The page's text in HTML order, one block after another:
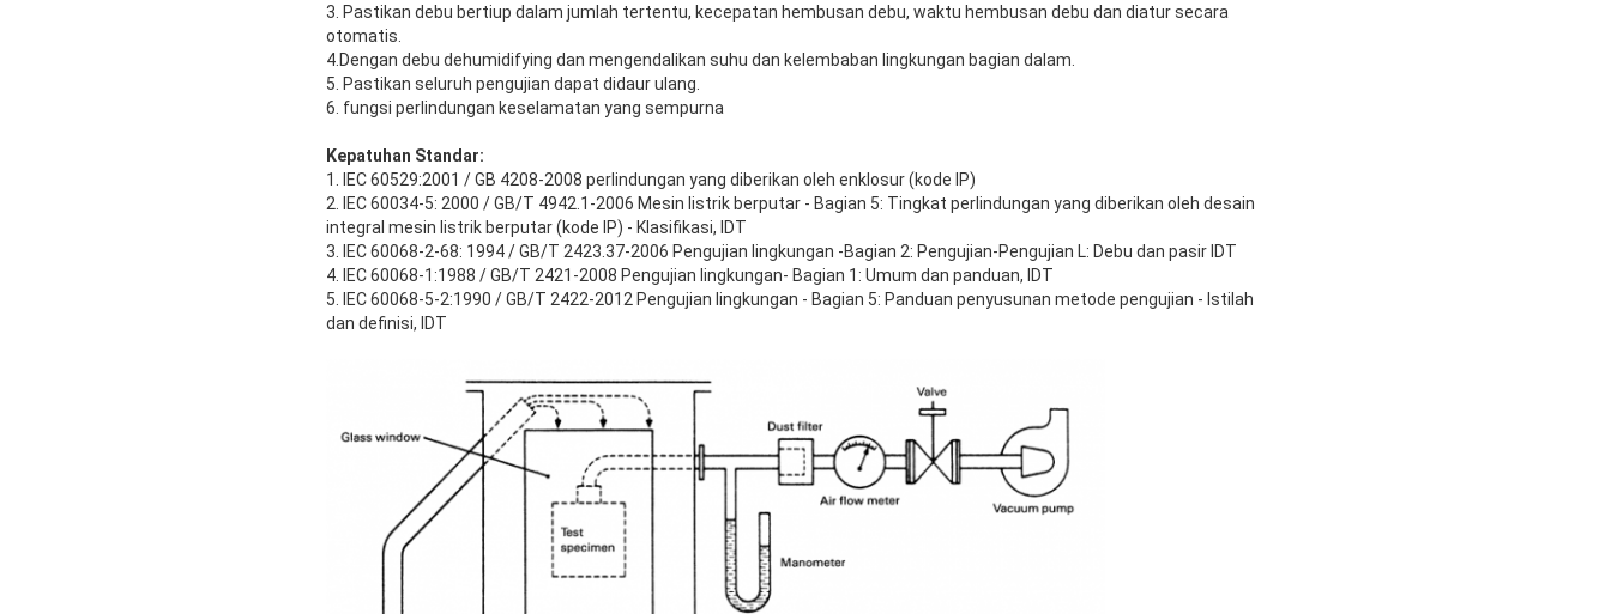
3. Pastikan debu bertiup dalam jumlah tertentu, kecepatan hembusan debu, waktu hembusan debu dan diatur secara
otomatis.
4.Dengan debu dehumidifying dan mengendalikan suhu dan kelembaban lingkungan bagian dalam.
5. Pastikan seluruh pengujian dapat didaur ulang.
6. fungsi perlindungan keselamatan yang sempurna
Kepatuhan Standar:
1. IEC 60529:2001 / GB 4208-2008 perlindungan yang diberikan oleh enklosur (kode IP)
2. IEC 60034-5: 2000 / GB/T 4942.1-2006 Mesin listrik berputar - Bagian 5: Tingkat perlindungan yang diberikan oleh desain
integral mesin listrik berputar (kode IP) - Klasifikasi, IDT
3. IEC 60068-2-68: 1994 / GB/T 2423.37-2006 Pengujian lingkungan -Bagian 2: Pengujian-Pengujian L: Debu dan pasir IDT
4. IEC 60068-1:1988 / GB/T 2421-2008 Pengujian lingkungan- Bagian 1: Umum dan panduan, IDT
5. IEC 60068-5-2:1990 / GB/T 2422-2012 Pengujian lingkungan - Bagian 5: Panduan penyusunan metode pengujian - Istilah
dan definisi, IDT